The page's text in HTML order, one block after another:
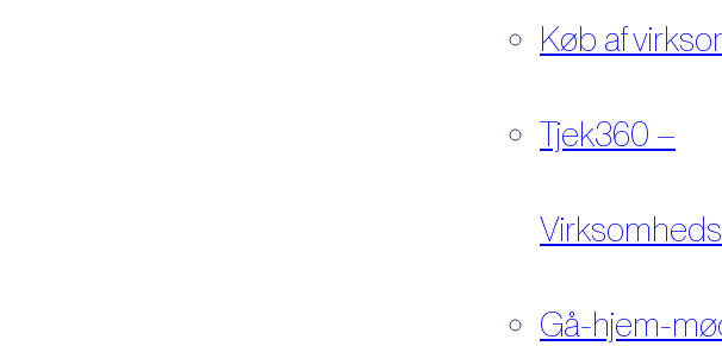
Køb af
Tjek360 –
Gå-hjem-